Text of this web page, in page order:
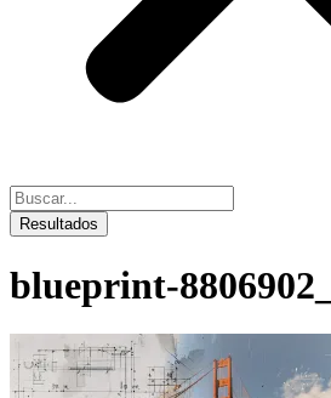
Search
...Resultados
blueprint-